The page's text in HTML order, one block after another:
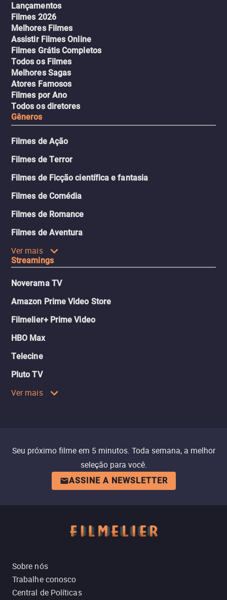
Lançamentos
Filmes 2026
Melhores Filmes
Assistir Filmes Online
Filmes Grátis Completos
Todos os Filmes
Melhores Sagas
Atores Famosos
Filmes por Ano
Todos os diretores
Gêneros
Filmes de Ação
Filmes de Terror
Filmes de Ficção científica e fantasia
Filmes de Comédia
Filmes de Romance
Filmes de Aventura
Ver mais
Streamings
Noverama TV
Amazon Prime Video Store
Filmelier+ Prime Video
HBO Max
Telecine
Pluto TV
Ver mais
Seu próximo filme em 5 minutos. Toda semana, a melhor
seleção para você.
ASSINE A NEWSLETTER
Sobre nós
Trabalhe conosco
Central de Políticas